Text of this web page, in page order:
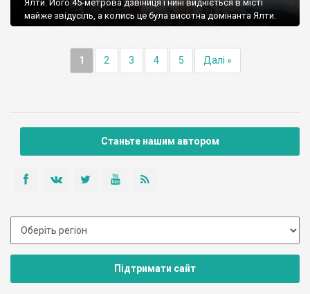
Ялти. Його 45-метрова дзвіниця і нині видніється в місті
майже звідусіль, а колись це була висотна домінанта Ялти.
1 2 3 4 5 Далі »
Станьте нашим автором
Підтримати сайт